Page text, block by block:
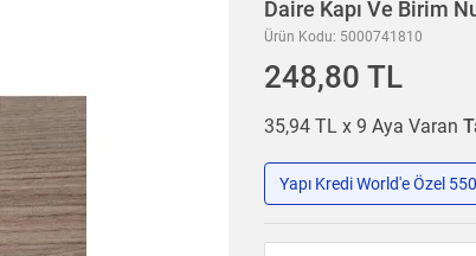
Daire Kapı Ve Birim
Ürün Kodu: 5000741810
248,80 TL
35,94 TL x 9 Aya Varan
Yapı Kredi World'e Özel